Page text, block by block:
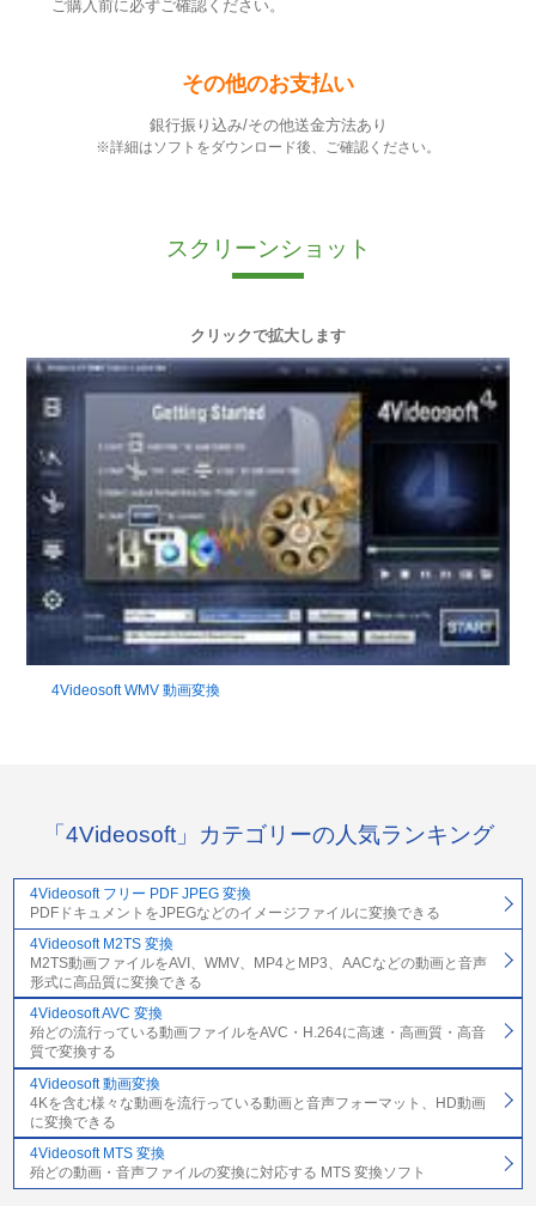
ご購入前に必ずご確認ください。
その他のお支払い
銀行振り込み/その他送金方法あり
※詳細はソフトをダウンロード後、ご確認ください。
スクリーンショット
クリックで拡大します
4Videosoft WMV 動画変換
「4Videosoft」カテゴリーの人気ランキング
4Videosoft フリー PDF JPEG 変換
PDFドキュメントをJPEGなどのイメージファイルに変換できる
4Videosoft M2TS 変換
M2TS動画ファイルをAVI、WMV、MP4とMP3、AACなどの動画と音声
形式に高品質に変換できる
4Videosoft AVC 変換
殆どの流行っている動画ファイルをAVC・H.264に高速・高画質・高音
質で変換する
4Videosoft 動画変換
4Kを含む様々な動画を流行っている動画と音声フォーマット、HD動画
に変換できる
4Videosoft MTS 変換
殆どの動画・音声ファイルの変換に対応する MTS 変換ソフト